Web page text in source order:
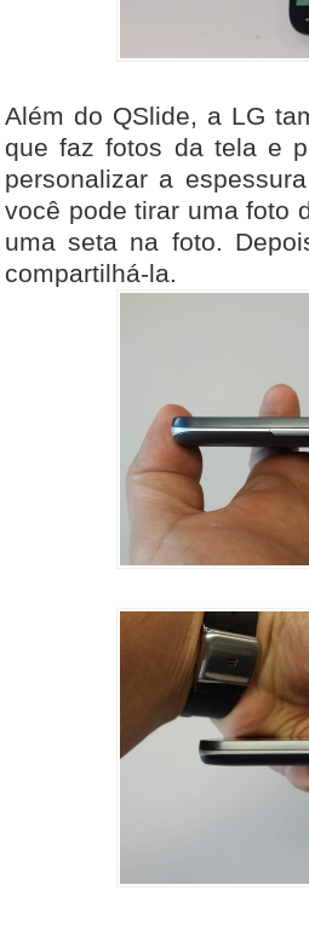
Além do QSlide, a LG
que faz fotos da tela e
personalizar a
você pode tirar uma foto
uma seta na foto.
compartilhá-la.